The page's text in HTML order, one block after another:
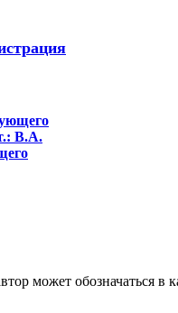
В.А.
может обозначаться в